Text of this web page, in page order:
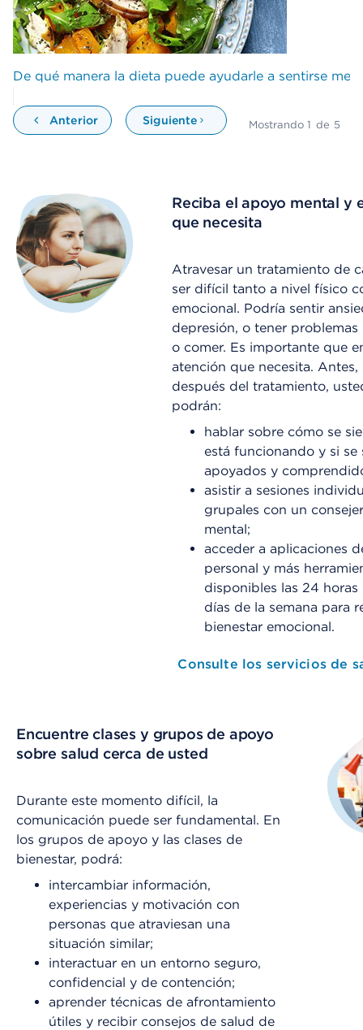
De qué manera la dieta puede ayudarle a sentirse
Anterior Siguiente Mostrando 1 de 5
Reciba el apoyo mental y
que necesita
Atravesar un tratamiento de
ser difícil tanto a nivel físico
emocional. Podría sentir
depresión, o tener
o comer. Es importante que
atención que necesita.
después del tratamiento,
podrán:
hablar sobre cómo se
está funcionando y si se
apoyados y
asistir a sesiones
grupales con un
mental;
acceder a aplicaciones
personal y más
disponibles las 24 horas
días de la semana para
bienestar emocional.
Consulte los servicios de
Encuentre clases y grupos de apoyo
sobre salud cerca de usted
Durante este momento difícil, la
comunicación puede ser fundamental. En
los grupos de apoyo y las clases de
bienestar, podrá:
intercambiar información,
experiencias y motivación con
personas que atraviesan una
situación similar;
interactuar en un entorno seguro,
confidencial y de contención;
aprender técnicas de afrontamiento
útiles y recibir consejos de salud de